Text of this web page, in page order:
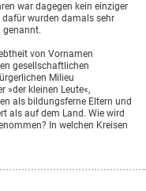
war dagegen kein einziger
dafür wurden damals sehr
genannt.
von Vornamen
gesellschaftlichen
Milieu
»der kleinen Leute«,
als bildungsferne Eltern und
als auf dem Land. Wie wird
In welchen Kreisen